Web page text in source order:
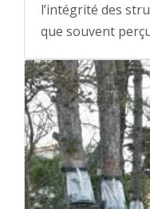
l’intégrité des
que souvent